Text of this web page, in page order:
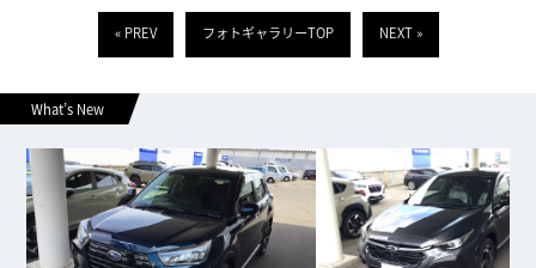
« PREV フォトギャラリーTOP NEXT »
What’s New